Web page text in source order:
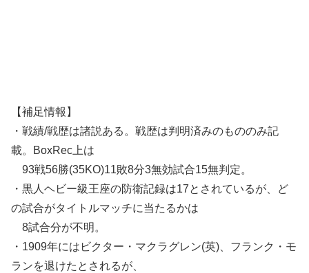
【補足情報】
・戦績/戦歴は諸説ある。戦歴は判明済みのもののみ記
載。BoxRec上は
93戦56勝(35KO)11敗8分3無効試合15無判定。
・黒人ヘビー級王座の防衛記録は17とされているが、ど
の試合がタイトルマッチに当たるかは
8試合分が不明。
・1909年にはビクター・マクラグレン(英)、フランク・モ
ランを退けたとされるが、